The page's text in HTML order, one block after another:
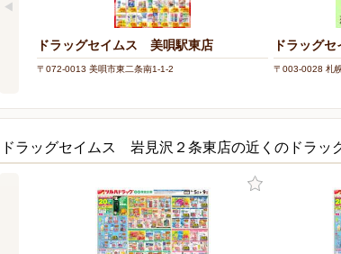
ドラッグセイムス 美唄駅東店
〒072-0013 美唄市東二条南1-1-2
ドラッグ
〒003-0028 札
ドラッグセイムス 岩見沢２条東店の近くのドラッ